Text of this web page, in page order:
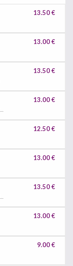
13.50 €
13.00 €
13.50 €
13.00 €
12.50 €
13.00 €
13.50 €
13.00 €
9.00 €